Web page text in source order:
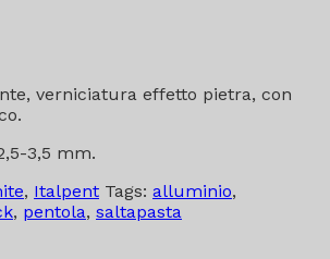
verniciatura effetto pietra, con
3,5 mm.
, Italpent Tags: alluminio,
, pentola, saltapasta